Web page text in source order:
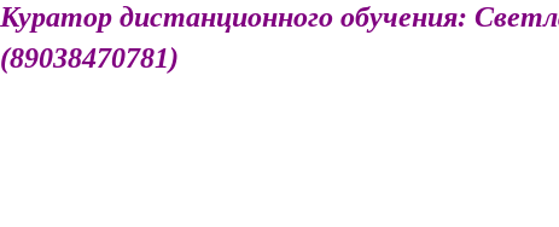
Куратор дистанционного обучения:
(89038470781)